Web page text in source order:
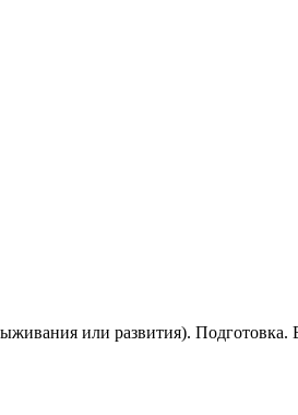
или развития).